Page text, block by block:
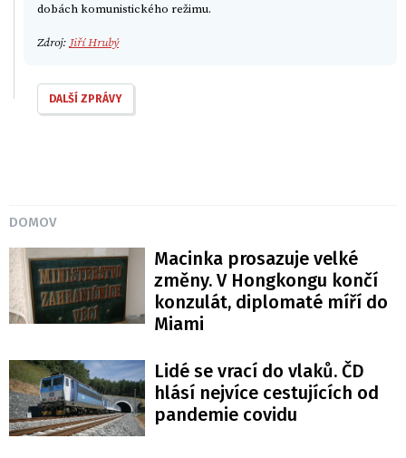
dobách komunistického režimu.
Zdroj: Jiří Hrubý
DALŠÍ ZPRÁVY
DOMOV
Macinka prosazuje velké
změny. V Hongkongu končí
konzulát, diplomaté míří do
Miami
Lidé se vrací do vlaků. ČD
hlásí nejvíce cestujících od
pandemie covidu